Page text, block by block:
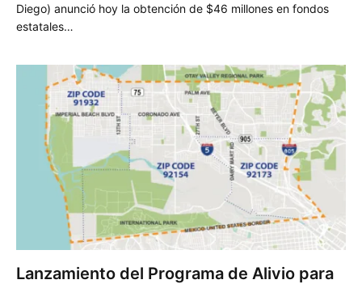
Diego) anunció hoy la obtención de $46 millones en fondos
estatales…
Lanzamiento del Programa de Alivio para